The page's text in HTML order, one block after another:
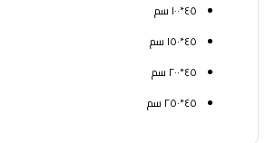
٤٥*١٠٠ سم
٤٥*١٥٠ سم
٤٥*٢٠٠ سم
٤٥*٢٥٠ سم